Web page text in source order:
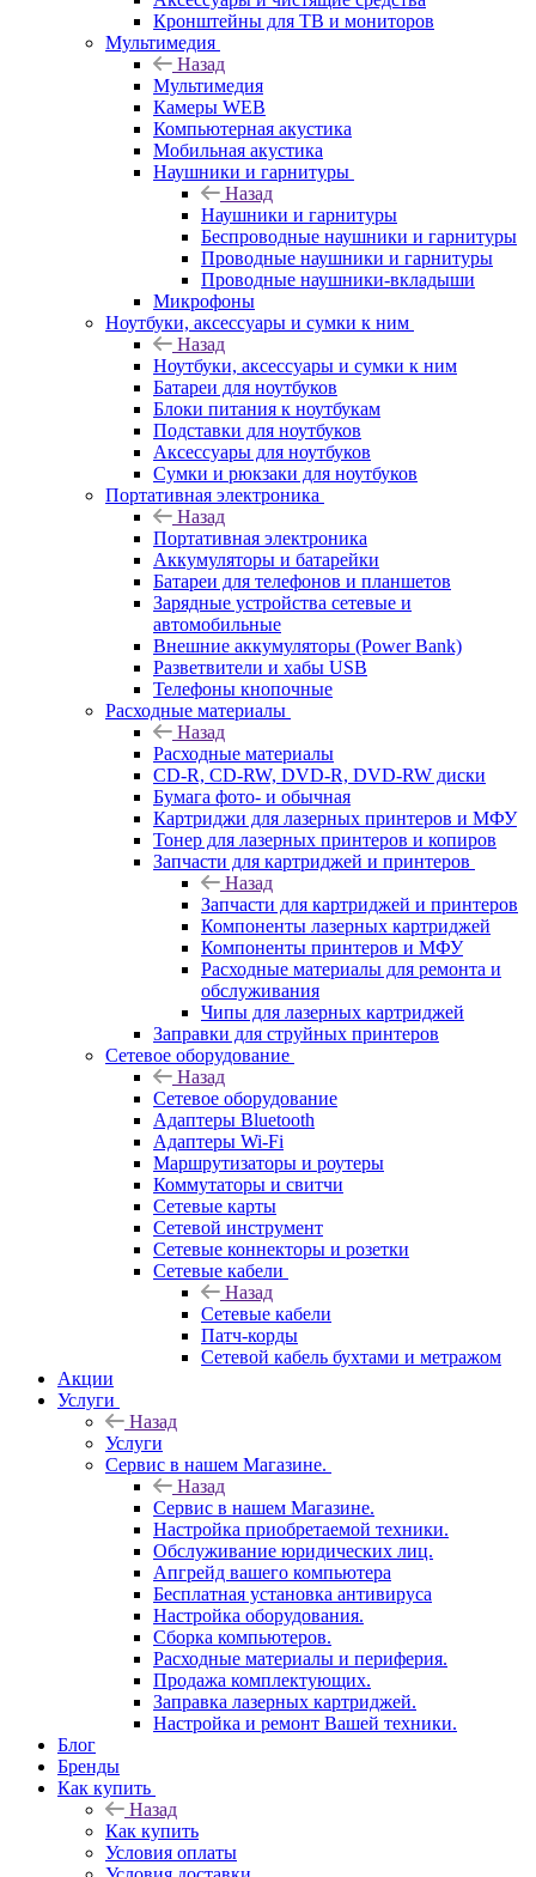
Кронштейны для ТВ и мониторов
Мультимедия
Назад
Мультимедия
Камеры WEB
Компьютерная акустика
Мобильная акустика
Наушники и гарнитуры
Назад
Наушники и гарнитуры
Беспроводные наушники и гарнитуры
Проводные наушники и гарнитуры
Проводные наушники-вкладыши
Микрофоны
Ноутбуки, аксессуары и сумки к ним
Назад
Ноутбуки, аксессуары и сумки к ним
Батареи для ноутбуков
Блоки питания к ноутбукам
Подставки для ноутбуков
Аксессуары для ноутбуков
Сумки и рюкзаки для ноутбуков
Портативная электроника
Назад
Портативная электроника
Аккумуляторы и батарейки
Батареи для телефонов и планшетов
Зарядные устройства сетевые и
автомобильные
Внешние аккумуляторы (Power Bank)
Разветвители и хабы USB
Телефоны кнопочные
Расходные материалы
Назад
Расходные материалы
CD-R, CD-RW, DVD-R, DVD-RW диски
Бумага фото- и обычная
Картриджи для лазерных принтеров и МФУ
Тонер для лазерных принтеров и копиров
Запчасти для картриджей и принтеров
Назад
Запчасти для картриджей и принтеров
Компоненты лазерных картриджей
Компоненты принтеров и МФУ
Расходные материалы для ремонта и
обслуживания
Чипы для лазерных картриджей
Заправки для струйных принтеров
Сетевое оборудование
Назад
Сетевое оборудование
Адаптеры Bluetooth
Адаптеры Wi-Fi
Маршрутизаторы и роутеры
Коммутаторы и свитчи
Сетевые карты
Сетевой инструмент
Сетевые коннекторы и розетки
Сетевые кабели
Назад
Сетевые кабели
Патч-корды
Сетевой кабель бухтами и метражом
Акции
Услуги
Назад
Услуги
Сервис в нашем Магазине.
Назад
Сервис в нашем Магазине.
Настройка приобретаемой техники.
Обслуживание юридических лиц.
Апгрейд вашего компьютера
Бесплатная установка антивируса
Настройка оборудования.
Сборка компьютеров.
Расходные материалы и периферия.
Продажа комплектующих.
Заправка лазерных картриджей.
Настройка и ремонт Вашей техники.
Блог
Бренды
Как купить
Назад
Как купить
Условия оплаты